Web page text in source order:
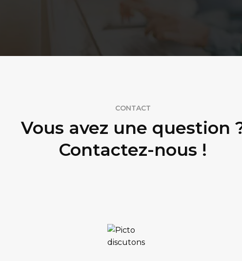
CONTACT
Vous avez une question
Contactez-nous !